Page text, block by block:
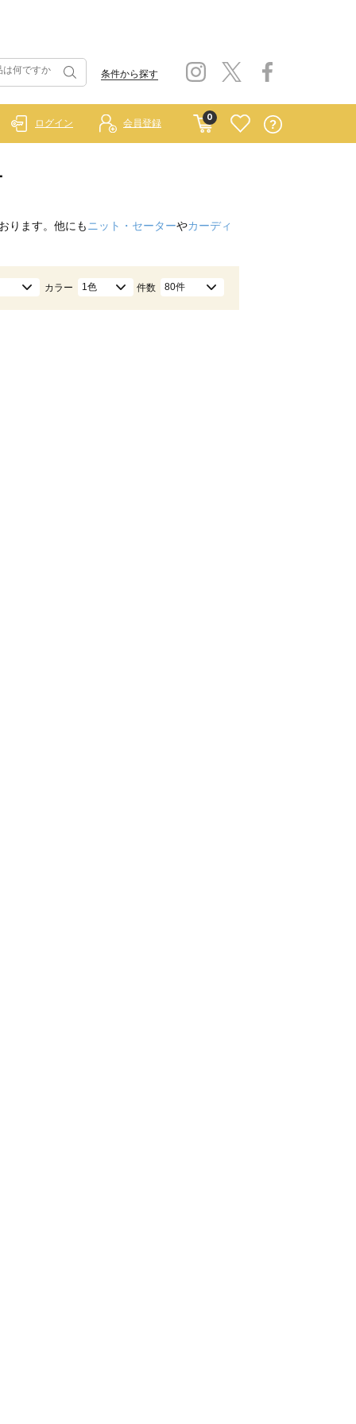
条件から探す
0
ログイン 会員登録
ります。他にも ニット・セーターやカーディ
カラー 1色 件数 80件